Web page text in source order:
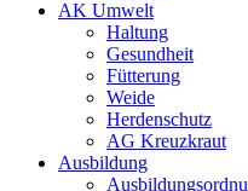
AK Umwelt
Haltung
Gesundheit
Fütterung
Weide
Herdenschutz
AG Kreuzkraut
Ausbildung